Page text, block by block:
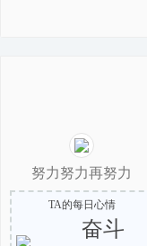
努力努力再努力
TA的每日心情
奋斗